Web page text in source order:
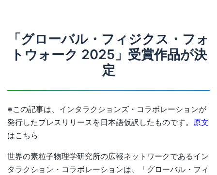
「グローバル・フィジクス・フォ
トウォーク 2025」受賞作品が決
定
※この記事は、インタラクションズ・コラボレーションが
発行したプレスリリースを日本語仮訳したものです。 原文
はこちら
世界の素粒子物理学研究所の広報ネットワークであるイン
タラクション・コラボレーションは、「グローバル・フィ